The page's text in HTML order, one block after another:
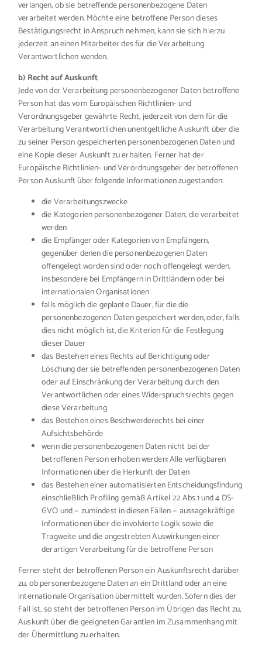
verlangen, ob sie betreffende personenbezogene Daten
verarbeitet werden. Möchte eine betroffene Person dieses
Bestätigungsrecht in Anspruch nehmen, kann sie sich hierzu
jederzeit an einen Mitarbeiter des für die Verarbeitung
Verantwortlichen wenden.
b) Recht auf Auskunft
Jede von der Verarbeitung personenbezogener Daten betroffene
Person hat das vom Europäischen Richtlinien- und
Verordnungsgeber gewährte Recht, jederzeit von dem für die
Verarbeitung Verantwortlichen unentgeltliche Auskunft über die
zu seiner Person gespeicherten personenbezogenen Daten und
eine Kopie dieser Auskunft zu erhalten. Ferner hat der
Europäische Richtlinien- und Verordnungsgeber der betroffenen
Person Auskunft über folgende Informationen zugestanden:
die Verarbeitungszwecke
die Kategorien personenbezogener Daten, die verarbeitet
werden
die Empfänger oder Kategorien von Empfängern,
gegenüber denen die personenbezogenen Daten
offengelegt worden sind oder noch offengelegt werden,
insbesondere bei Empfängern in Drittländern oder bei
internationalen Organisationen
falls möglich die geplante Dauer, für die die
personenbezogenen Daten gespeichert werden, oder, falls
dies nicht möglich ist, die Kriterien für die Festlegung
dieser Dauer
das Bestehen eines Rechts auf Berichtigung oder
Löschung der sie betreffenden personenbezogenen Daten
oder auf Einschränkung der Verarbeitung durch den
Verantwortlichen oder eines Widerspruchsrechts gegen
diese Verarbeitung
das Bestehen eines Beschwerderechts bei einer
Aufsichtsbehörde
wenn die personenbezogenen Daten nicht bei der
betroffenen Person erhoben werden: Alle verfügbaren
Informationen über die Herkunft der Daten
das Bestehen einer automatisierten Entscheidungsfindung
einschließlich Profiling gemäß Artikel 22 Abs.1 und 4 DS-
GVO und — zumindest in diesen Fällen — aussagekräftige
Informationen über die involvierte Logik sowie die
Tragweite und die angestrebten Auswirkungen einer
derartigen Verarbeitung für die betroffene Person
Ferner steht der betroffenen Person ein Auskunftsrecht darüber
zu, ob personenbezogene Daten an ein Drittland oder an eine
internationale Organisation übermittelt wurden. Sofern dies der
Fall ist, so steht der betroffenen Person im Übrigen das Recht zu,
Auskunft über die geeigneten Garantien im Zusammenhang mit
der Übermittlung zu erhalten.